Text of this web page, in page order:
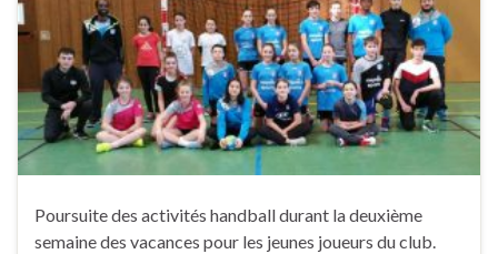
Poursuite des activités handball durant la deuxième
semaine des vacances pour les jeunes joueurs du club.